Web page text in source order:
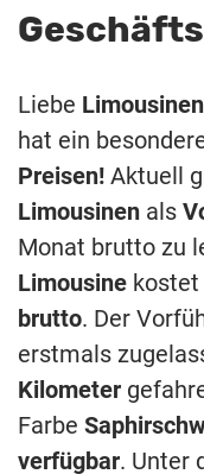
Liebe
hat ein
Preisen! Aktuell
Limousinen als
Monat brutto zu
Limousine kostet
brutto. Der
erstmals
Kilometer
Farbe
verfügbar. Unter